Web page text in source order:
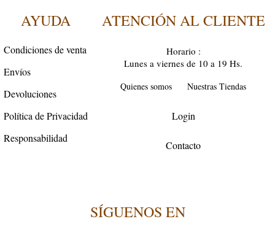
AYUDA
Condiciones de venta
Envíos
Devoluciones
Política de Privacidad
Responsabilidad
ATENCIÓN AL CLIENTE
Horario :
Lunes a viernes de 10 a 19 Hs.
Quienes somos Nuestras Tiendas
Login
Contacto
SÍGUENOS EN